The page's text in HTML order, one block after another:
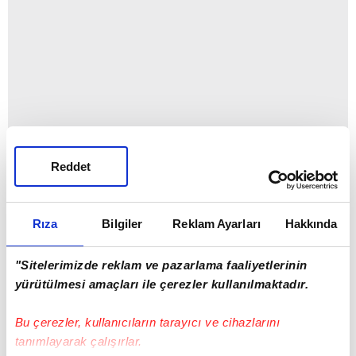
Rıza Bilgiler Reklam Ayarları Hakkında
"Sitelerimizde reklam ve pazarlama faaliyetlerinin
yürütülmesi amaçları ile çerezler kullanılmaktadır.
Bu çerezler, kullanıcıların tarayıcı ve cihazlarını
tanımlayarak çalışırlar.
Reddet